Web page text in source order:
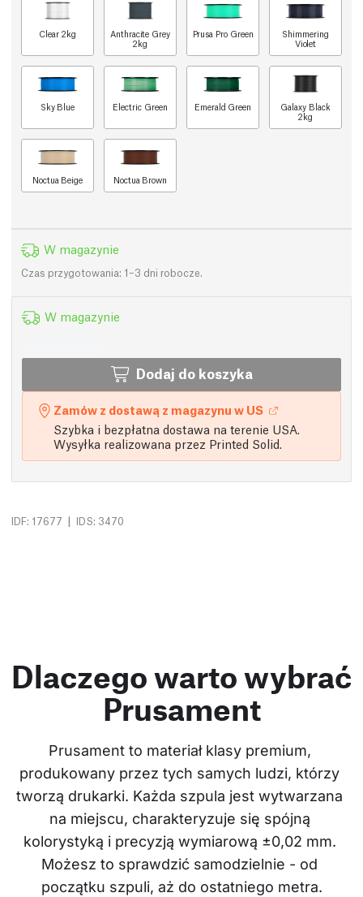
Clear 2kg
Anthracite Grey
2kg
Prusa Pro Green
Shimmering
Violet
Sky Blue Electric Green Emerald Green
Galaxy Black
2kg
Noctua Beige Noctua Brown
W magazynie
Czas przygotowania: 1–3 dni robocze.
W magazynie
Dodaj do koszyka
Zamów z dostawą z magazynu w US
Szybka i bezpłatna dostawa na terenie USA.
Wysyłka realizowana przez Printed Solid.
IDF: 17677 | IDS: 3470
Dlaczego warto wybrać
Prusament
Prusament to materiał klasy premium,
produkowany przez tych samych ludzi, którzy
tworzą drukarki. Każda szpula jest wytwarzana
na miejscu, charakteryzuje się spójną
kolorystyką i precyzją wymiarową ±0,02 mm.
Możesz to sprawdzić samodzielnie - od
początku szpuli, aż do ostatniego metra.